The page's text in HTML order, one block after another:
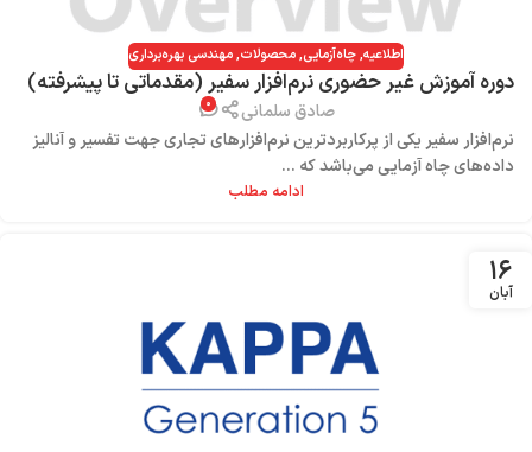
اطلاعیه,چاه‌آزمایی,محصولات,مهندسی بهره‌برداری
دوره آموزش غیر حضوری نرم‌افزار سفیر (مقدماتی تا پیشرفته)
صادق سلمانی ۰
نرم‌افزار سفیر یکی از پرکاربردترین نرم‌افزارهای تجاری جهت تفسیر و آنالیز
داده‌های چاه آزمایی می‌باشد که ...
ادامه مطلب
۱۶
آبان